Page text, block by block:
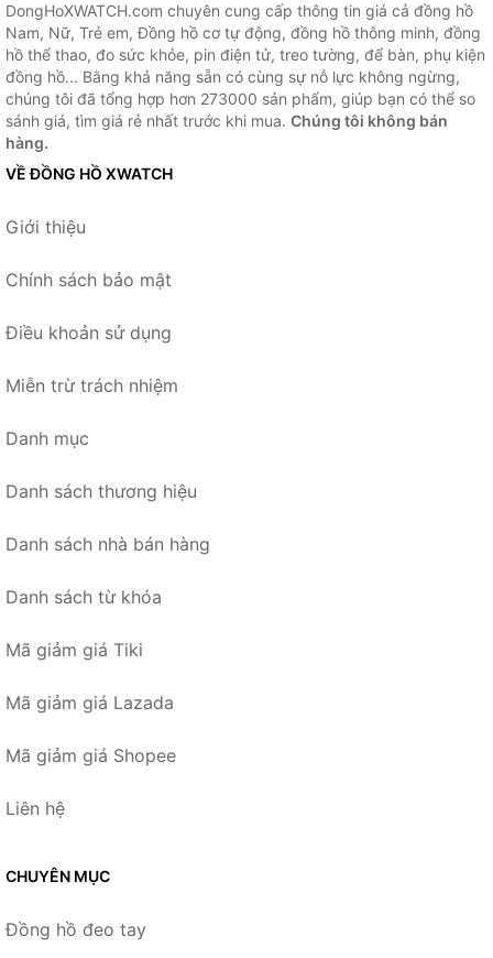
DongHoXWATCH.com chuyên cung cấp thông tin giá cả đồng hồ
Nam, Nữ, Trẻ em, Đồng hồ cơ tự động, đồng hồ thông minh, đồng
hồ thể thao, đo sức khỏe, pin điện tử, treo tường, để bàn, phụ kiện
đồng hồ... Bằng khả năng sẵn có cùng sự nỗ lực không ngừng,
chúng tôi đã tổng hợp hơn 273000 sản phẩm, giúp bạn có thể so
sánh giá, tìm giá rẻ nhất trước khi mua. Chúng tôi không bán
hàng.
VỀ ĐỒNG HỒ XWATCH
Giới thiệu
Chính sách bảo mật
Điều khoản sử dụng
Miễn trừ trách nhiệm
Danh mục
Danh sách thương hiệu
Danh sách nhà bán hàng
Danh sách từ khóa
Mã giảm giá Tiki
Mã giảm giá Lazada
Mã giảm giá Shopee
Liên hệ
CHUYÊN MỤC
Đồng hồ đeo tay